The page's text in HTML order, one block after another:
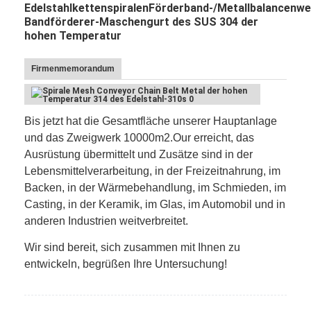
EdelstahlkettenspiralenFörderband-/
Bandförderer-Maschengurt des SUS 304 der
hohen Temperatur
Firmenmemorandum
Bis jetzt hat die Gesamtfläche unserer Hauptanlage
und das Zweigwerk 10000m2.Our erreicht, das
Ausrüstung übermittelt und Zusätze sind in der
Lebensmittelverarbeitung, in der Freizeitnahrung, im
Backen, in der Wärmebehandlung, im Schmieden, im
Casting, in der Keramik, im Glas, im Automobil und in
anderen Industrien weitverbreitet.
Wir sind bereit, sich zusammen mit Ihnen zu
entwickeln, begrüßen Ihre Untersuchung!